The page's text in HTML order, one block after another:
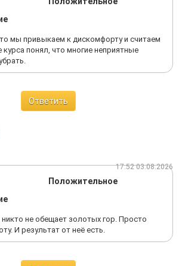
мы привыкаем к дискомфорту и считаем
понял, что многие неприятные
Ответить
17:52 03.08.2026
Положительное
не обещает золотых гор. Просто
И результат от неё есть.